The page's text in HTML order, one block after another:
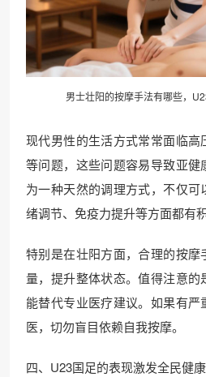
男士壮阳的按摩手法有哪些，
现代男性的生活方式常常面临
等问题，这些问题容易导致亚
为一种天然的调理方式，不仅
绪调节、免疫力提升等方面都有积
特别是在壮阳方面，合理的按
量，提升整体状态。值得注意
能替代专业医疗建议。如果有
医，切勿盲目依赖自我按摩。
四、U23国足的表现激发全民健